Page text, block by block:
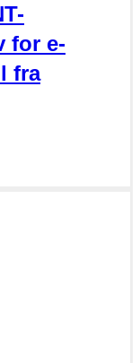
for e-
fra